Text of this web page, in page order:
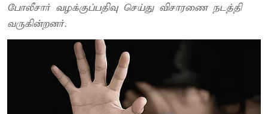
போலீசார் வழக்குப்பதிவு செய்து விசாரணை நடத்தி
வருகின்றனர்.